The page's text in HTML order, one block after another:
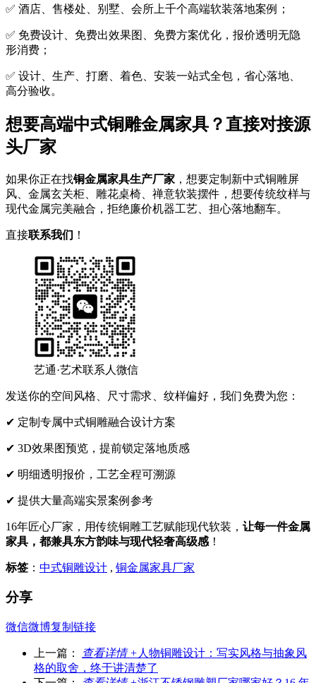
✅ 酒店、售楼处、别墅、会所上千个高端软装落地案例；
✅ 免费设计、免费出效果图、免费方案优化，报价透明无隐
形消费；
✅ 设计、生产、打磨、着色、安装一站式全包，省心落地、
高分验收。
想要高端中式铜雕金属家具？直接对接源
头厂家
如果你正在找铜金属家具生产厂家 ，想要定制新中式铜雕屏
风、金属玄关柜、雕花桌椅、禅意软装摆件，想要传统纹样与
现代金属完美融合，拒绝廉价机器工艺、担心落地翻车。
直接联系我们 ！
艺通·艺术联系人微信
发送你的空间风格、尺寸需求、纹样偏好，我们免费为您：
✔ 定制专属中式铜雕融合设计方案
✔ 3D效果图预览，提前锁定落地质感
✔ 明细透明报价，工艺全程可溯源
✔ 提供大量高端实景案例参考
16年匠心厂家，用传统铜雕工艺赋能现代软装， 让每一件金属
家具，都兼具东方韵味与现代轻奢高级感 ！
标签 ： 中式铜雕设计 , 铜金属家具厂家
分享
微信微博复制链接
上一篇： 查看详情 + 人物铜雕设计：写实风格与抽象风
格的取舍，终于讲清楚了